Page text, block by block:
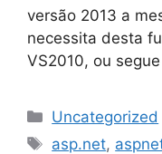
versão 2013 a
necessita desta
VS2010, ou
Categories
Uncategorized
Tags
asp.net,